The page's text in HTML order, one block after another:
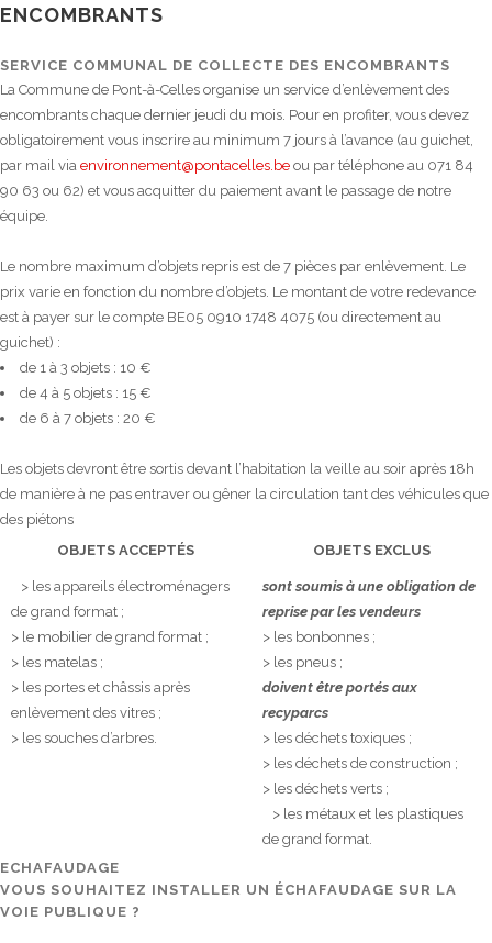
ENCOMBRANTS
SERVICE COMMUNAL DE COLLECTE DES ENCOMBRANTS
La Commune de Pont-à-Celles organise un service d’enlèvement des
encombrants chaque dernier jeudi du mois. Pour en profiter, vous devez
obligatoirement vous inscrire au minimum 7 jours à l’avance (au guichet,
par mail via environnement@pontacelles.be ou par téléphone au 071 84
90 63 ou 62) et vous acquitter du paiement avant le passage de notre
équipe.
Le nombre maximum d’objets repris est de 7 pièces par enlèvement. Le
prix varie en fonction du nombre d’objets. Le montant de votre redevance
est à payer sur le compte BE05 0910 1748 4075 (ou directement au
guichet) :
de 1 à 3 objets : 10 €
de 4 à 5 objets : 15 €
de 6 à 7 objets : 20 €
Les objets devront être sortis devant l’habitation la veille au soir après 18h
de manière à ne pas entraver ou gêner la circulation tant des véhicules que
des piétons
OBJETS ACCEPTÉS
OBJETS EXCLUS
> les appareils électroménagers
de grand format ;
> le mobilier de grand format ;
> les matelas ;
> les portes et châssis après
enlèvement des vitres ;
> les souches d’arbres.
sont soumis à une obligation de
reprise par les vendeurs
> les bonbonnes ;
> les pneus ;
doivent être portés aux
recyparcs
> les déchets toxiques ;
> les déchets de construction ;
> les déchets verts ;
> les métaux et les plastiques
de grand format.
ECHAFAUDAGE
VOUS SOUHAITEZ INSTALLER UN ÉCHAFAUDAGE SUR LA
VOIE PUBLIQUE ?